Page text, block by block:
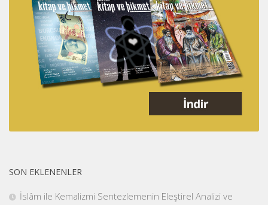
SON EKLENENLER
İslâm ile Kemalizmi Sentezlemenin Eleştirel Analizi ve